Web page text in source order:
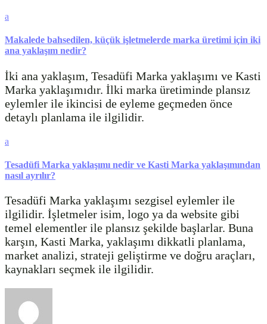
a
Makalede bahsedilen, küçük işletmelerde marka üretimi için iki
ana yaklaşım nedir?
İki ana yaklaşım, Tesadüfi Marka yaklaşımı ve Kasti
Marka yaklaşımıdır. İlki marka üretiminde plansız
eylemler ile ikincisi de eyleme geçmeden önce
detaylı planlama ile ilgilidir.
a
Tesadüfi Marka yaklaşımı nedir ve Kasti Marka yaklaşımından
nasıl ayrılır?
Tesadüfi Marka yaklaşımı sezgisel eylemler ile
ilgilidir. İşletmeler isim, logo ya da website gibi
temel elementler ile plansız şekilde başlarlar. Buna
karşın, Kasti Marka, yaklaşımı dikkatli planlama,
market analizi, strateji geliştirme ve doğru araçları,
kaynakları seçmek ile ilgilidir.